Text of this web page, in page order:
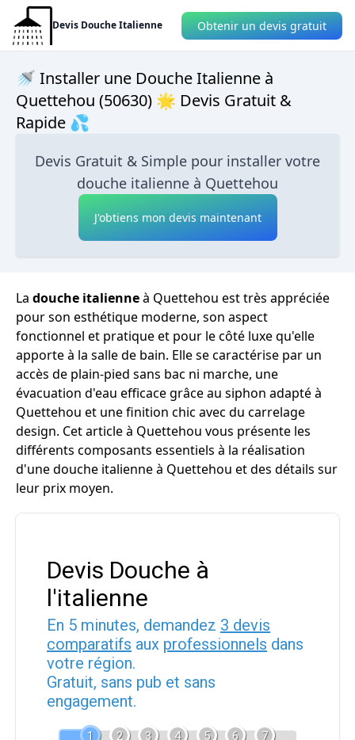
Devis Douche Italienne Obtenir un devis gratuit
🚿 Installer une Douche Italienne à
Quettehou (50630) 🌟 Devis Gratuit &
Rapide 💦
Devis Gratuit & Simple pour installer votre
douche italienne à Quettehou
J'obtiens mon devis maintenant
La douche italienneà Quettehou est très appréciée
pour son esthétique moderne, son aspect
fonctionnel et pratique et pour le côté luxe qu'elle
apporte à la salle de bain. Elle se caractérise par un
accès de plain-pied sans bac ni marche, une
évacuation d'eau efficace grâce au siphon adapté à
Quettehou et une finition chic avec du carrelage
design. Cet article à Quettehou vous présente les
différents composants essentiels à la réalisation
d'une douche italienne à Quettehou et des détails sur
leur prix moyen.
Devis Douche à
l'italienne
En 5 minutes, demandez 3 devis
comparatifs aux professionnels dans
votre région.
Gratuit, sans pub et sans
engagement.
1 2 3 4 5 6 7